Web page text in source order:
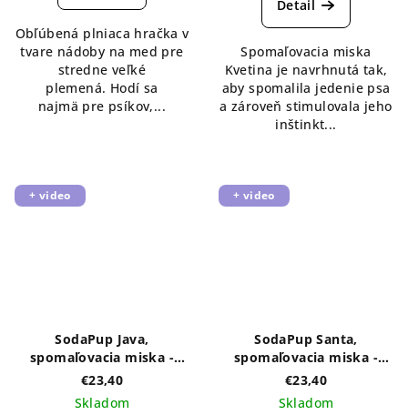
z
5
hviezdičiek.
Obľúbená plniaca hračka v
tvare nádoby na med pre
stredne veľké
plemená. Hodí sa
najmä pre psíkov,...
Detail
Spomaľovacia miska
Kvetina je navrhnutá tak,
aby spomalila jedenie psa
a zároveň stimulovala jeho
inštinkt...
+ video
SodaPup Java,
spomaľovacia miska -
biela
€23,40
Skladom
+ video
SodaPup Santa,
spomaľovacia miska -
červená
€23,40
Skladom